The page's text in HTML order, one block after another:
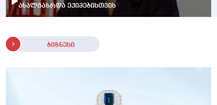
ახალგაზრდა ექიმებისთვის
ბიზნესი